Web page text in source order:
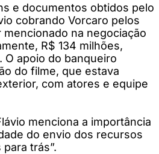
e documentos obtidos pelo
cobrando Vorcaro pelos
mencionado na negociação
R$ 134 milhões,
apoio do banqueiro
do filme, que estava
com atores e equipe
menciona a importância
do envio dos recursos
trás”.